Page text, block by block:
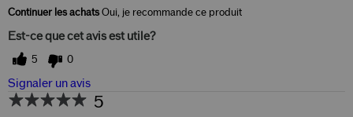
Continuer les achatsOui, je recommande ce produit
Est-ce que cet avis est utile?
5 0
Signaler un avis
5